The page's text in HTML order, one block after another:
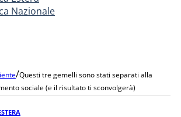
Nazionale
/Questi tre gemelli sono stati separati alla
sociale (e il risultato ti sconvolgerà)